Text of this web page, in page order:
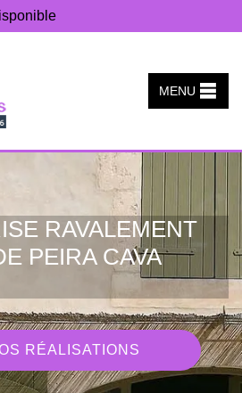
MENU
RAVALEMENT
PEIRA CAVA
RÉALISATIONS